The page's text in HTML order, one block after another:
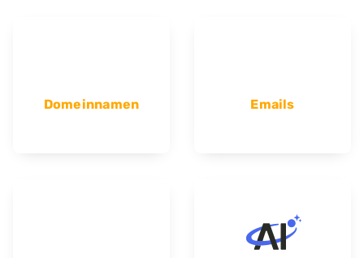
Domeinnamen Emails